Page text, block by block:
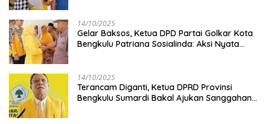
14/10/2025
‎Gelar Baksos, Ketua DPD Partai Golkar Kota
Bengkulu Patriana Sosialinda: Aksi Nyata
14/10/2025
Terancam Diganti, Ketua DPRD Provinsi
Bengkulu Sumardi Bakal Ajukan Sanggahan